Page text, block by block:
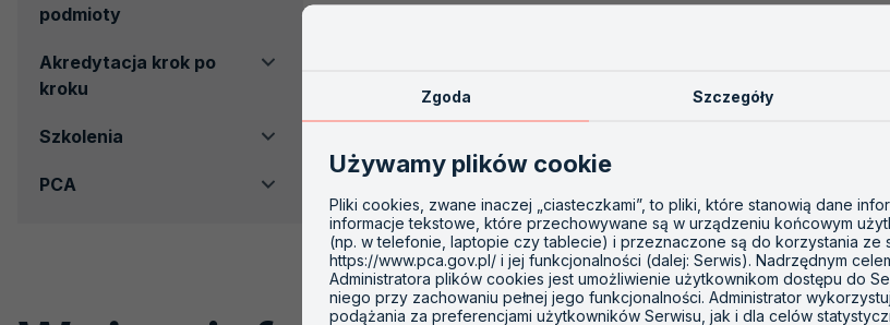
podmioty
Akredytacja krok po
kroku
Szkolenia
PCA
Zgoda Szczegóły
Używamy plików cookie
Pliki cookies, zwane inaczej „ciasteczkami”, to pliki, które stanowią dane
informacje tekstowe, które przechowywane są w urządzeniu końcowym
(np. w telefonie, laptopie czy tablecie) i przeznaczone są do korzystania ze
https://www.pca.gov.pl/ i jej funkcjonalności (dalej: Serwis). Nadrzędnym
Administratora plików cookies jest umożliwienie użytkownikom dostępu do
niego przy zachowaniu pełnej jego funkcjonalności. Administrator
podążania za preferencjami użytkowników Serwisu, jak i dla celów